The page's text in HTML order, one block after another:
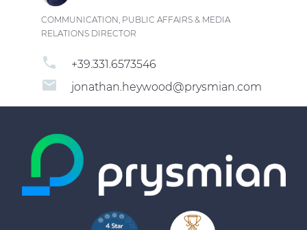
COMMUNICATION, PUBLIC AFFAIRS & MEDIA
RELATIONS DIRECTOR
phone +39.331.6573546
email jonathan.heywood@prysmian.com